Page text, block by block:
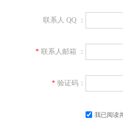
联系人 QQ ：
* 联系人邮箱 ：
* 验证码：
我已阅读